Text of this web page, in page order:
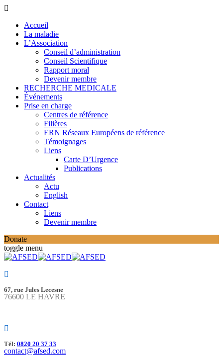
Accueil
La maladie
L’Association
Conseil d’administration
Conseil Scientifique
Rapport moral
Devenir membre
RECHERCHE MEDICALE
Événements
Prise en charge
Centres de référence
Filières
ERN Réseaux Européens de référence
Témoignages
Liens
Carte D’Urgence
Publications
Actualités
Actu
English
Contact
Liens
Devenir membre
Donate
toggle menu
67, rue Jules Lecesne
76600 LE HAVRE
Tél: 0820 20 37 33
contact@afsed.com